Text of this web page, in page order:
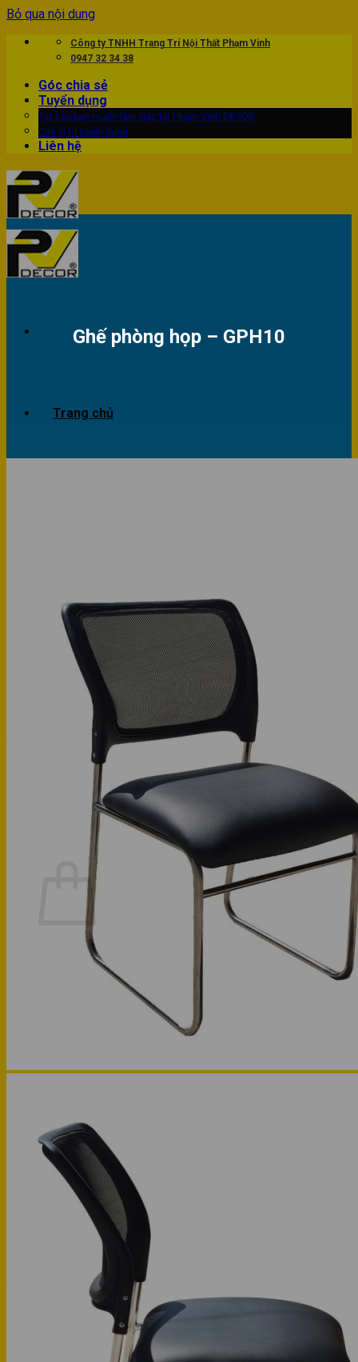
Bỏ qua nội dung
Công ty TNHH Trang Trí Nội Thất Phạm Vinh
0947 32 34 38
Góc chia sẻ
Tuyển dụng
Tại sao bạn muốn làm việc tại Phạm Vinh DECOR
Các vị trí tuyển dụng
Liên hệ
Trang chủ
Công trình nhà ở
Sản phẩm
Văn phòng
Phòng khách
Phòng bếp
Phòng ngủ
Hotline: 0947 323438
Tìm kiếm:
Chưa có sản phẩm trong giỏ hàng.
Quay trở lại cửa hàng
Ghế phòng họp – GPH10